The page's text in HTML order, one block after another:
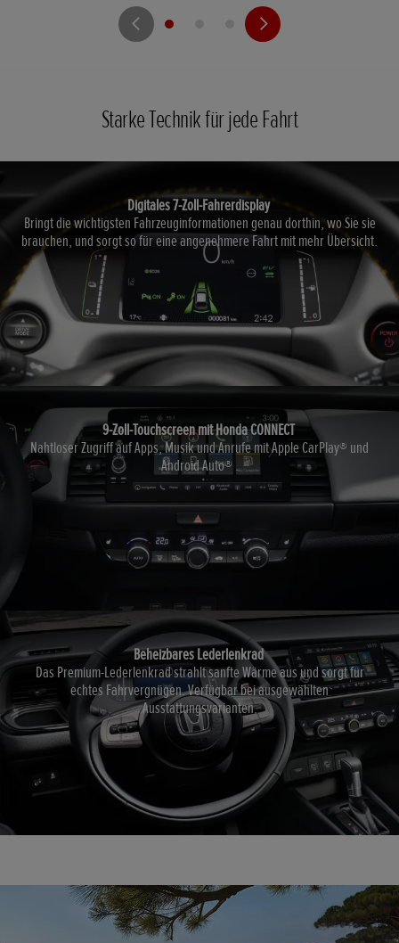
Starke Technik für jede Fahrt
Digitales 7-Zoll-Fahrerdisplay
Bringt die wichtigsten Fahrzeuginformationen genau dorthin, wo Sie sie
brauchen, und sorgt so für eine angenehmere Fahrt mit mehr Übersicht.
9-Zoll-Touchscreen mit Honda CONNECT
Nahtloser Zugriff auf Apps, Musik und Anrufe mit Apple CarPlay® und
Android Auto® .
Beheizbares Lederlenkrad
Das Premium-Lederlenkrad strahlt sanfte Wärme aus und sorgt für
echtes Fahrvergnügen. Verfügbar bei ausgewählten
Ausstattungsvarianten.